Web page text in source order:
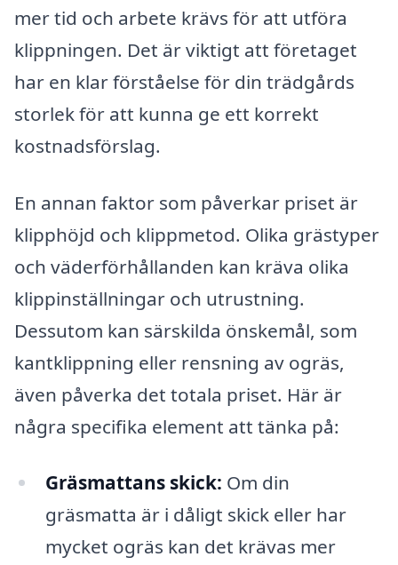
mer tid och arbete krävs för att utföra
klippningen. Det är viktigt att företaget
har en klar förståelse för din trädgårds
storlek för att kunna ge ett korrekt
kostnadsförslag.
En annan faktor som påverkar priset är
klipphöjd och klippmetod. Olika grästyper
och väderförhållanden kan kräva olika
klippinställningar och utrustning.
Dessutom kan särskilda önskemål, som
kantklippning eller rensning av ogräs,
även påverka det totala priset. Här är
några specifika element att tänka på:
Gräsmattans skick: Om din
gräsmatta är i dåligt skick eller har
mycket ogräs kan det krävas mer